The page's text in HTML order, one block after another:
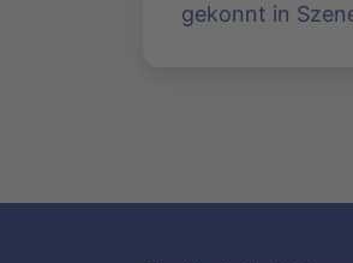
gekonnt in